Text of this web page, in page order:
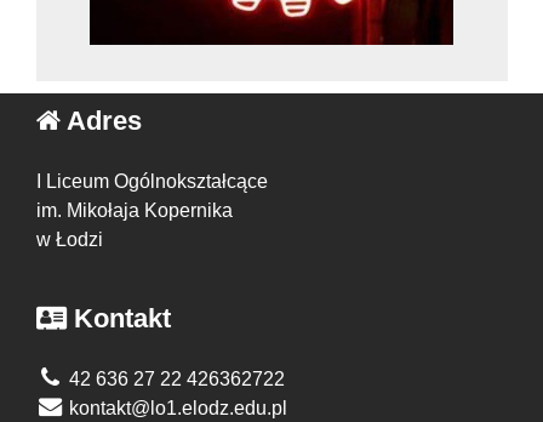
Adres
I Liceum Ogólnokształcące
im. Mikołaja Kopernika
w Łodzi
Kontakt
42 636 27 22 426362722
kontakt@lo1.elodz.edu.pl